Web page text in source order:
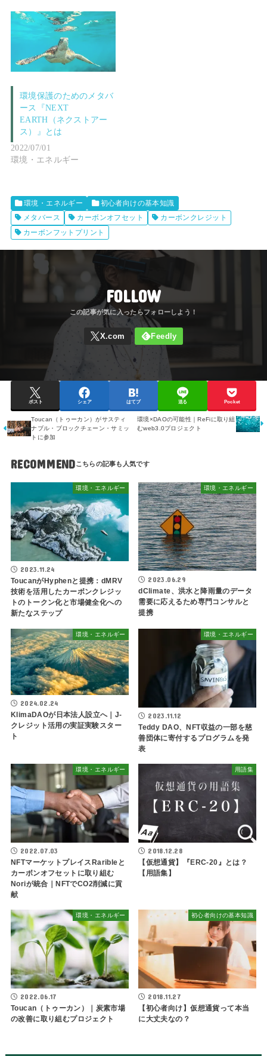
環境保護のためのメタバ
ース『NEXT
EARTH（ネクストアー
ス）』とは
2022/07/01
環境・エネルギー
環境・エネルギー
初心者向けの基本知識
メタバース
カーボンオフセット
カーボンクレジット
カーボンフットプリント
FOLLOW
ポスト シェア はてブ 送る Pocket
Toucan（トゥーカン）がサスティ
ナブル・ブロックチェーン・サミッ
トに参加
環境×DAOの可能性｜ReFiに取り組
むweb3.0プロジェクト
RECOMMEND
環境・エネルギー
2023.11.24
ToucanがHyphenと提携：dMRV
技術を活用したカーボンクレジッ
トのトークン化と市場健全化への
新たなステップ
環境・エネルギー
2023.06.29
dClimate、洪水と降雨量のデータ
需要に応えるため専門コンサルと
提携
環境・エネルギー
2024.02.24
KlimaDAOが日本法人設立へ｜J-
クレジット活用の実証実験スター
ト
環境・エネルギー
2023.11.12
Teddy DAO、NFT収益の一部を慈
善団体に寄付するプログラムを発
表
環境・エネルギー
2022.07.03
NFTマーケットプレイスRaribleと
カーボンオフセットに取り組む
Noriが統合｜NFTでCO2削減に貢
献
用語集
2018.12.28
【仮想通貨】『ERC-20』とは？
【用語集】
環境・エネルギー
2022.06.17
Toucan（トゥーカン）｜炭素市場
の改善に取り組むプロジェクト
初心者向けの基本知識
2018.11.27
【初心者向け】仮想通貨って本当
に大丈夫なの？